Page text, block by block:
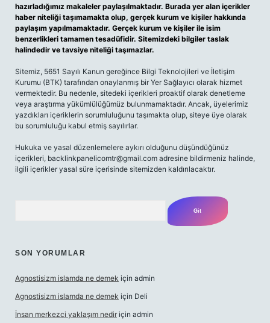
hazırladığımız makaleler paylaşılmaktadır. Burada yer alan içerikler
haber niteliği taşımamakta olup, gerçek kurum ve kişiler hakkında
paylaşım yapılmamaktadır. Gerçek kurum ve kişiler ile isim
benzerlikleri tamamen tesadüfidir. Sitemizdeki bilgiler taslak
halindedir ve tavsiye niteliği taşımazlar.
Sitemiz, 5651 Sayılı Kanun gereğince Bilgi Teknolojileri ve İletişim
Kurumu (BTK) tarafından onaylanmış bir Yer Sağlayıcı olarak hizmet
vermektedir. Bu nedenle, sitedeki içerikleri proaktif olarak denetleme
veya araştırma yükümlülüğümüz bulunmamaktadır. Ancak, üyelerimiz
yazdıkları içeriklerin sorumluluğunu taşımakta olup, siteye üye olarak
bu sorumluluğu kabul etmiş sayılırlar.
Hukuka ve yasal düzenlemelere aykırı olduğunu düşündüğünüz
içerikleri, backlinkpanelicomtr@gmail.com adresine bildirmeniz halinde,
ilgili içerikler yasal süre içerisinde sitemizden kaldırılacaktır.
SON YORUMLAR
Agnostisizm islamda ne demek için admin
Agnostisizm islamda ne demek için Deli
İnsan merkezci yaklaşım nedir için admin